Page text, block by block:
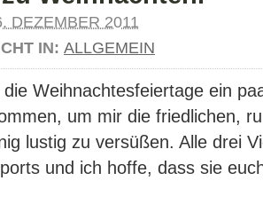
DEZEMBER 2011
IN: ALLGEMEIN
Weihnachtesfeiertage ein
um mir die friedlichen,
lustig zu versüßen. Alle drei
und ich hoffe, dass sie